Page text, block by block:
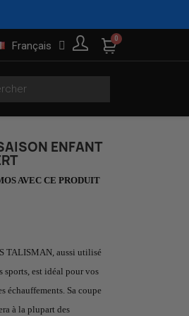
Français
manches
Enfants
Longues
ENFANT
AVEC CE PRODUIT
TALISMAN, aussi utilisé
sports, est idéal pour vos
échauffements. Sa coupe
à la plupart des